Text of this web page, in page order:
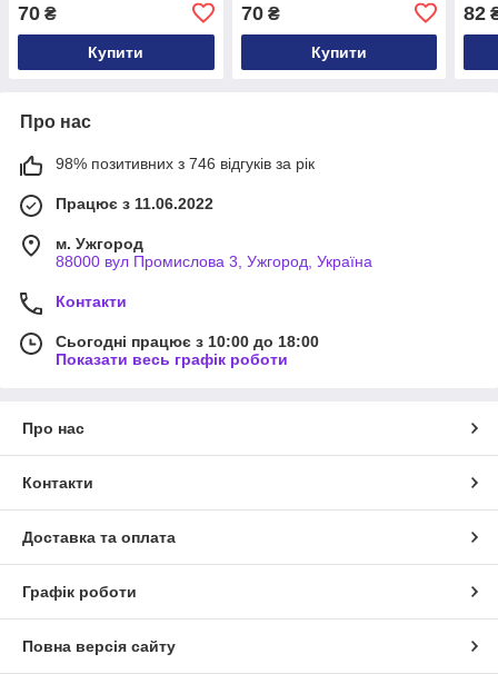
70 ₴
Купити
70₴
Купити
82
Про нас
98% позитивних з 746 відгуків за рік
Працює з 11.06.2022
м. Ужгород
88000 вул Промислова 3, Ужгород, Україна
Контакти
Сьогодні працює з 10:00 до 18:00
Показати весь графік роботи
Про нас
Контакти
Доставка та оплата
Графік роботи
Повна версія сайту